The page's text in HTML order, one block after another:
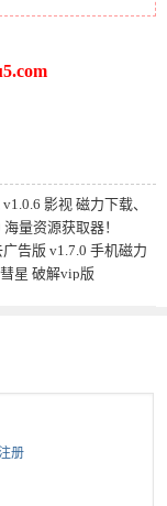
影视 磁力下载、
量资源获取器！
告版 v1.7.0 手机磁力
件星 破解vip版
册